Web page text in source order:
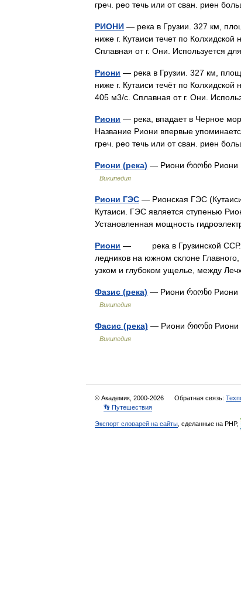
греч. рео течь или от сван. риен
РИОНИ — река в Грузии. 327 км,
ниже г. Кутаиси течет по
Сплавная от г. Они. Используется
Риони — река в Грузии. 327 км,
ниже г. Кутаиси течёт по
405 м3/с. Сплавная от г. Они.
Риони — река, впадает в Черное
Название Риони впервые
греч. рео течь или от сван. риен
Риони (река) — Риони რიონი Риони в
Википедия
Риони ГЭС — Рионская ГЭС
Кутаиси. ГЭС является ступенью
Установленная мощность
Риони — река в Грузинской ССР.
ледников на южном склоне
узком и глубоком ущелье, между
Фазис (река) — Риони რიონი Риони в
Википедия
Фасис (река) — Риони რიონი Риони в
Википедия
© Академик, 2000-2026 Обратная связь:
👣 Путешествия
Экспорт словарей на сайты , сделанные на PHP,